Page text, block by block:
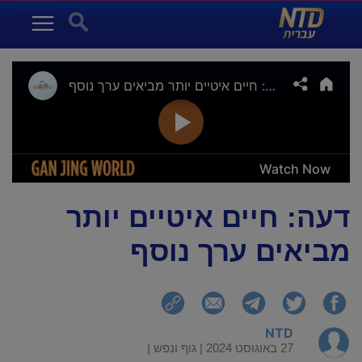
Menu
Search for: NTD עברית
דעה: חיים איטיים יותר
מביאים ערך נוסף
NTD
27 באוגוסט 2024 | |גוף ונפש